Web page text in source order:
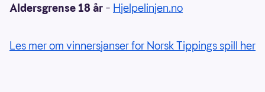
Aldersgrense 18 år – Hjelpelinjen.no
Les mer om vinnersjanser for Norsk Tippings spill her